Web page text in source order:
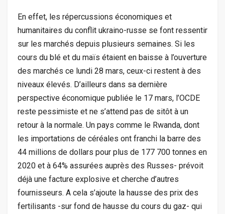
En effet, les répercussions économiques et
humanitaires du conflit ukraino-russe se font ressentir
sur les marchés depuis plusieurs semaines. Si les
cours du blé et du maïs étaient en baisse à l’ouverture
des marchés ce lundi 28 mars, ceux-ci restent à des
niveaux élevés. D’ailleurs dans sa dernière
perspective économique publiée le 17 mars, l’OCDE
reste pessimiste et ne s’attend pas de sitôt à un
retour à la normale. Un pays comme le Rwanda, dont
les importations de céréales ont franchi la barre des
44 millions de dollars pour plus de 177 700 tonnes en
2020 et à 64% assurées auprès des Russes- prévoit
déjà une facture explosive et cherche d’autres
fournisseurs. A cela s’ajoute la hausse des prix des
fertilisants -sur fond de hausse du cours du gaz- qui